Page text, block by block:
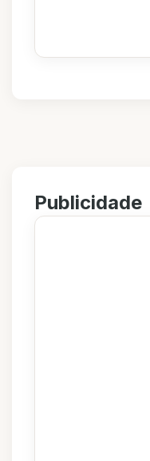
Publicidade